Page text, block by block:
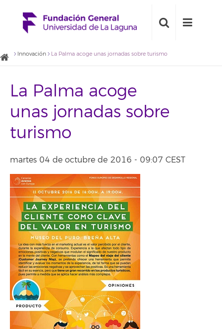
Innovación La Palma acoge unas jornadas sobre turismo
La Palma acoge
unas jornadas sobre
turismo
martes 04 de octubre de 2016 - 09:07 CEST